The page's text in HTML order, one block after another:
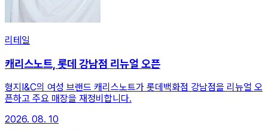
리테일
캐리스노트, 롯데 강남점 리뉴얼 오픈
형지I&C의 여성 브랜드 캐리스노트가 롯데백화점 강남점을 리뉴얼 오
픈하고 주요 매장을 재정비합니다.
2026. 08. 10